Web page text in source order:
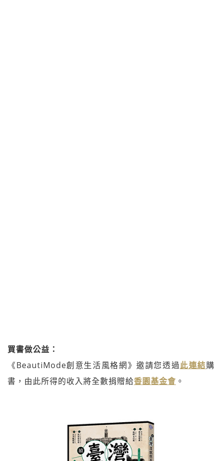
買書做公益：
《BeautiMode創意生活風格網》邀請您透過此連結購
書，由此所得的收入將全數捐贈給香園基金會 。